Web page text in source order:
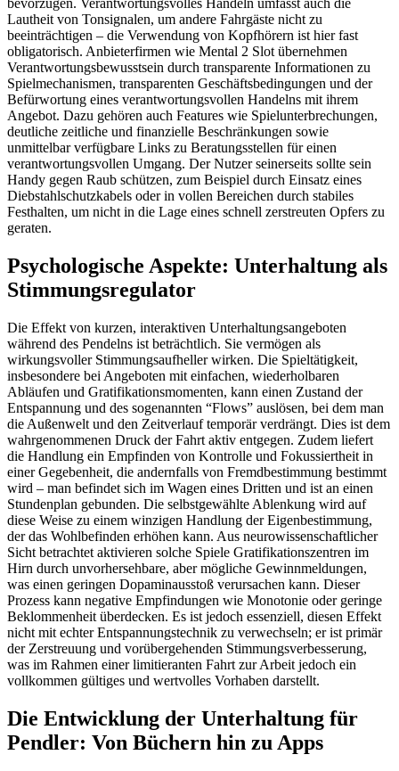
bevorzugen. Verantwortungsvolles Handeln umfasst auch die
Lautheit von Tonsignalen, um andere Fahrgäste nicht zu
beeinträchtigen – die Verwendung von Kopfhörern ist hier fast
obligatorisch. Anbieterfirmen wie Mental 2 Slot übernehmen
Verantwortungsbewusstsein durch transparente Informationen zu
Spielmechanismen, transparenten Geschäftsbedingungen und der
Befürwortung eines verantwortungsvollen Handelns mit ihrem
Angebot. Dazu gehören auch Features wie Spielunterbrechungen,
deutliche zeitliche und finanzielle Beschränkungen sowie
unmittelbar verfügbare Links zu Beratungsstellen für einen
verantwortungsvollen Umgang. Der Nutzer seinerseits sollte sein
Handy gegen Raub schützen, zum Beispiel durch Einsatz eines
Diebstahlschutzkabels oder in vollen Bereichen durch stabiles
Festhalten, um nicht in die Lage eines schnell zerstreuten Opfers zu
geraten.
Psychologische Aspekte: Unterhaltung als
Stimmungsregulator
Die Effekt von kurzen, interaktiven Unterhaltungsangeboten
während des Pendelns ist beträchtlich. Sie vermögen als
wirkungsvoller Stimmungsaufheller wirken. Die Spieltätigkeit,
insbesondere bei Angeboten mit einfachen, wiederholbaren
Abläufen und Gratifikationsmomenten, kann einen Zustand der
Entspannung und des sogenannten “Flows” auslösen, bei dem man
die Außenwelt und den Zeitverlauf temporär verdrängt. Dies ist dem
wahrgenommenen Druck der Fahrt aktiv entgegen. Zudem liefert
die Handlung ein Empfinden von Kontrolle und Fokussiertheit in
einer Gegebenheit, die andernfalls von Fremdbestimmung bestimmt
wird – man befindet sich im Wagen eines Dritten und ist an einen
Stundenplan gebunden. Die selbstgewählte Ablenkung wird auf
diese Weise zu einem winzigen Handlung der Eigenbestimmung,
der das Wohlbefinden erhöhen kann. Aus neurowissenschaftlicher
Sicht betrachtet aktivieren solche Spiele Gratifikationszentren im
Hirn durch unvorhersehbare, aber mögliche Gewinnmeldungen,
was einen geringen Dopaminausstoß verursachen kann. Dieser
Prozess kann negative Empfindungen wie Monotonie oder geringe
Beklommenheit überdecken. Es ist jedoch essenziell, diesen Effekt
nicht mit echter Entspannungstechnik zu verwechseln; er ist primär
der Zerstreuung und vorübergehenden Stimmungsverbesserung,
was im Rahmen einer limitieranten Fahrt zur Arbeit jedoch ein
vollkommen gültiges und wertvolles Vorhaben darstellt.
Die Entwicklung der Unterhaltung für
Pendler: Von Büchern hin zu Apps